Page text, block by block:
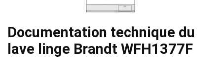
Documentation technique du
lave linge Brandt WFH1377F